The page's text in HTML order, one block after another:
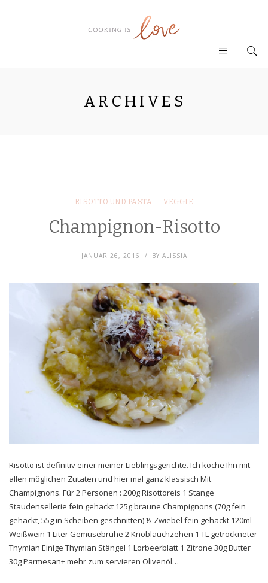
ARCHIVES
RISOTTO UND PASTA VEGGIE
Champignon-Risotto
JANUAR 26, 2016 BY ALISSIA
Risotto ist definitiv einer meiner Lieblingsgerichte. Ich koche Ihn mit
allen möglichen Zutaten und hier mal ganz klassisch Mit
Champignons. Für 2 Personen : 200g Risottoreis 1 Stange
Staudensellerie fein gehackt 125g braune Champignons (70g fein
gehackt, 55g in Scheiben geschnitten) ½ Zwiebel fein gehackt 120ml
Weißwein 1 Liter Gemüsebrühe 2 Knoblauchzehen 1 TL getrockneter
Thymian Einige Thymian Stängel 1 Lorbeerblatt 1 Zitrone 30g Butter
30g Parmesan+ mehr zum servieren Olivenöl…